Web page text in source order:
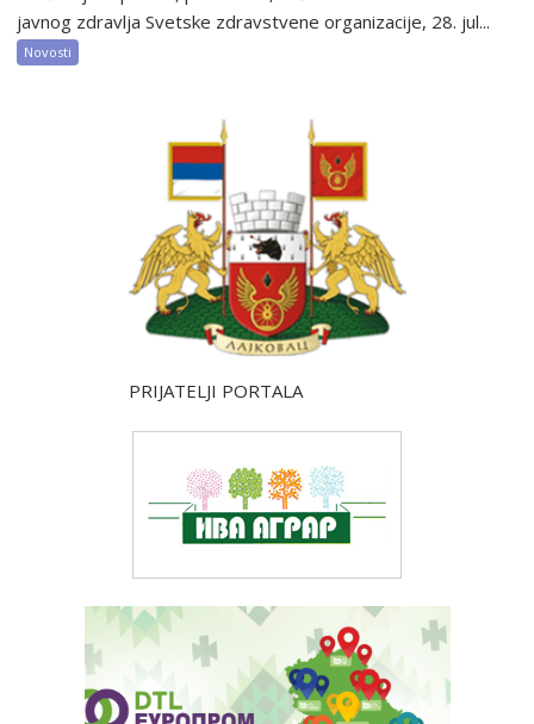
javnog zdravlja Svetske zdravstvene organizacije, 28. jul...
Novosti
PRIJATELJI PORTALA